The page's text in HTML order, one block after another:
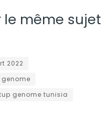
même sujet
2022
genome tunisia